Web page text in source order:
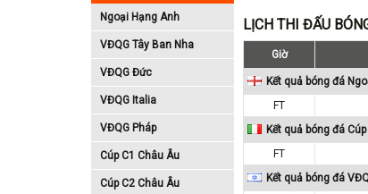
Ngoại Hạng Anh
VĐQG Tây Ban Nha
VĐQG Đức
VĐQG Italia
VĐQG Pháp
Cúp C1 Châu Âu
Cúp C2 Châu Âu
LỊCH THI ĐẤU
Giờ
Kết quả bóng đá
FT
Kết quả bóng đá
FT
Kết quả bóng đá